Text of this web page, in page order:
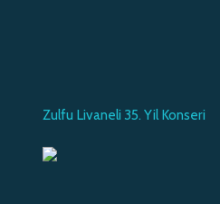
Zulfu Livaneli 35. Yil Konseri